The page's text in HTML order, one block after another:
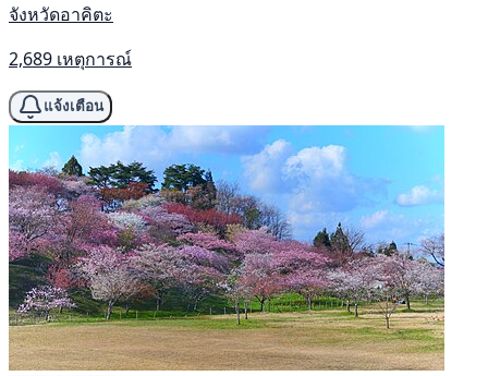
จังหวัดอาคิตะ
2,689 เหตุการณ์
แจ้งเตือน